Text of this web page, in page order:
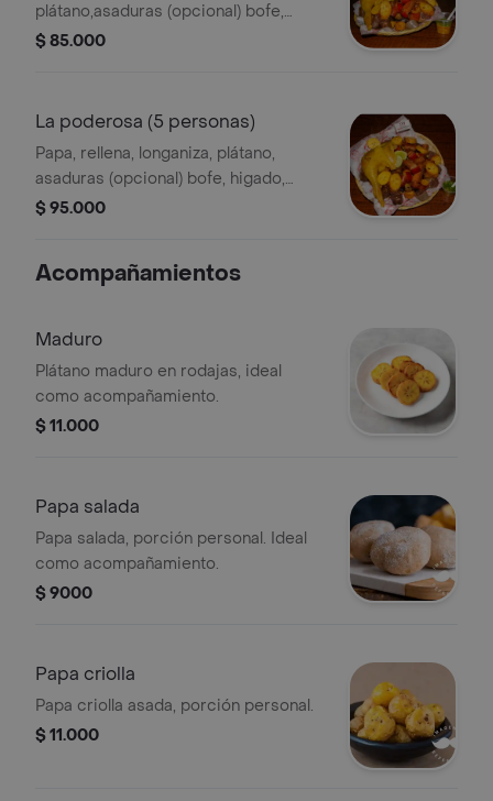
plátano,asaduras (opcional) bofe,
higado, corazon ,buche proteina:
$ 85.000
La poderosa (5 personas)
Papa, rellena, longaniza, plátano,
asaduras (opcional) bofe, higado,
corazon, proteina: gallina y carne de
$ 95.000
Acompañamientos
Maduro
Plátano maduro en rodajas, ideal
como acompañamiento.
$ 11.000
Papa salada
Papa salada, porción personal. Ideal
como acompañamiento.
$ 9000
Papa criolla
Papa criolla asada, porción personal.
$ 11.000